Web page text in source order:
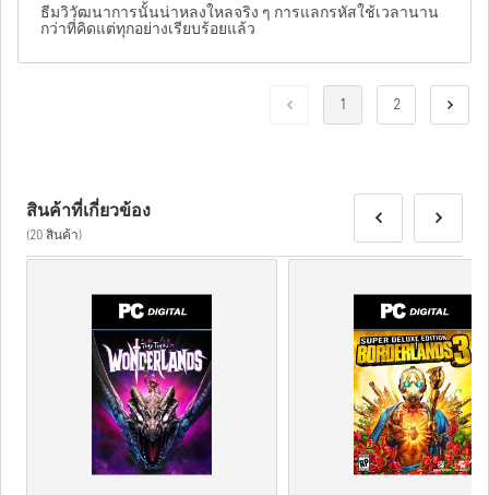
ธีมวิวัฒนาการนั้นน่าหลงใหลจริง ๆ การแลกรหัสใช้เวลานาน
กว่าที่คิดแต่ทุกอย่างเรียบร้อยแล้ว
1 2
สินค้าที่เกี่ยวข้อง
(20 สินค้า)